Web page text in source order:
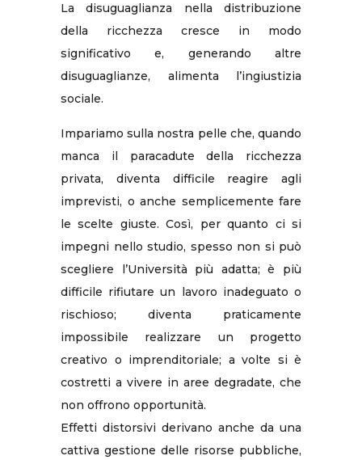
La disuguaglianza nella distribuzione
della ricchezza cresce in modo
significativo e, generando altre
disuguaglianze, alimenta l’ingiustizia
sociale.
Impariamo sulla nostra pelle che, quando
manca il paracadute della ricchezza
privata, diventa difficile reagire agli
imprevisti, o anche semplicemente fare
le scelte giuste. Così, per quanto ci si
impegni nello studio, spesso non si può
scegliere l’Università più adatta; è più
difficile rifiutare un lavoro inadeguato o
rischioso; diventa praticamente
impossibile realizzare un progetto
creativo o imprenditoriale; a volte si è
costretti a vivere in aree degradate, che
non offrono opportunità.
Effetti distorsivi derivano anche da una
cattiva gestione delle risorse pubbliche,